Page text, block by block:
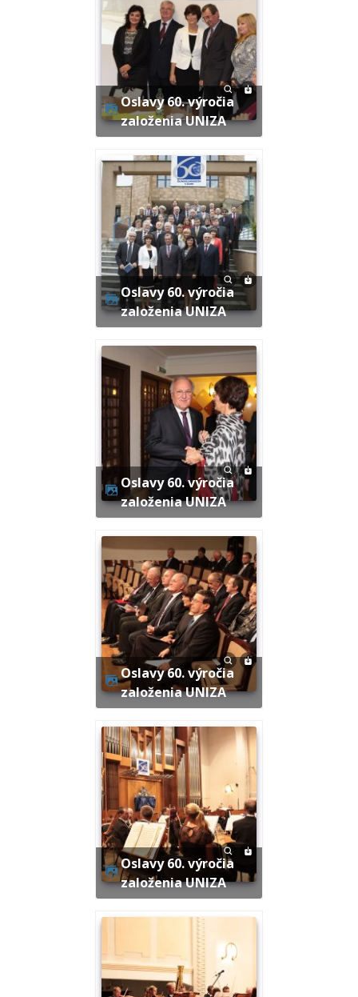
Oslavy 60. výročia
založenia UNIZA
Oslavy 60. výročia
založenia UNIZA
Oslavy 60. výročia
založenia UNIZA
Oslavy 60. výročia
založenia UNIZA
Oslavy 60. výročia
založenia UNIZA